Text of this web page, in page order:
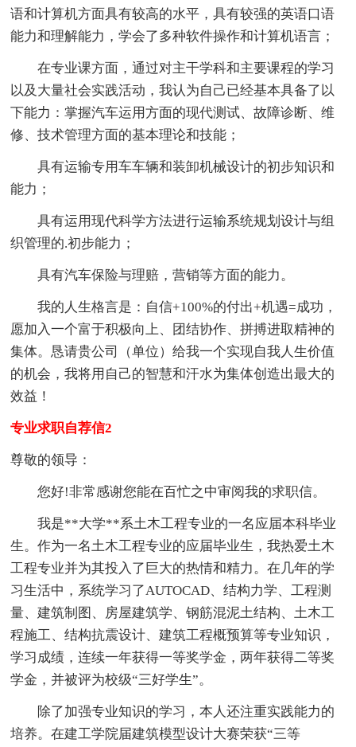
语和计算机方面具有较高的水平，具有较强的英语口语
能力和理解能力，学会了多种软件操作和计算机语言；
在专业课方面，通过对主干学科和主要课程的学习
以及大量社会实践活动，我认为自己已经基本具备了以
下能力：掌握汽车运用方面的现代测试、故障诊断、维
修、技术管理方面的基本理论和技能；
具有运输专用车车辆和装卸机械设计的初步知识和
能力；
具有运用现代科学方法进行运输系统规划设计与组
织管理的.初步能力；
具有汽车保险与理赔，营销等方面的能力。
我的人生格言是：自信+100%的付出+机遇=成功，
愿加入一个富于积极向上、团结协作、拼搏进取精神的
集体。恳请贵公司（单位）给我一个实现自我人生价值
的机会，我将用自己的智慧和汗水为集体创造出最大的
效益！
专业求职自荐信2
尊敬的领导：
您好!非常感谢您能在百忙之中审阅我的求职信。
我是**大学**系土木工程专业的一名应届本科毕业
生。作为一名土木工程专业的应届毕业生，我热爱土木
工程专业并为其投入了巨大的热情和精力。在几年的学
习生活中，系统学习了AUTOCAD、结构力学、工程测
量、建筑制图、房屋建筑学、钢筋混泥土结构、土木工
程施工、结构抗震设计、建筑工程概预算等专业知识，
学习成绩，连续一年获得一等奖学金，两年获得二等奖
学金，并被评为校级“三好学生”。
除了加强专业知识的学习，本人还注重实践能力的
培养。在建工学院届建筑模型设计大赛荣获“三等